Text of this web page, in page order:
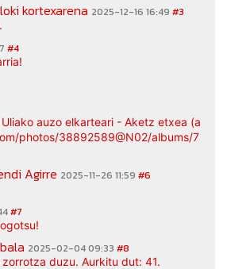
kortexarena 2025-12-16 16:49 #3
#4
auzo elkarteari - Aketz etxea
photos/38892589@N02/albums/
Agirre 2025-11-26 11:59 #6
#7
2025-02-04 09:33 #8
duzu. Aurkitu dut: 41.